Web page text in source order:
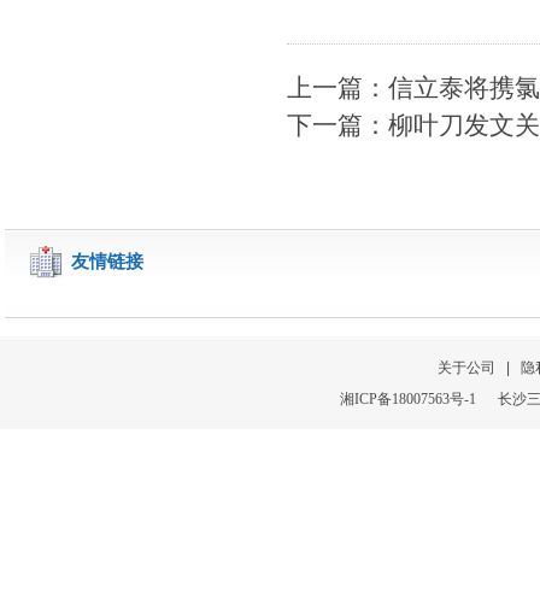
上一篇：信立泰将携
下一篇：柳叶刀发文
友情链接
关于公司
隐
湘ICP备18007563号-1 长沙三